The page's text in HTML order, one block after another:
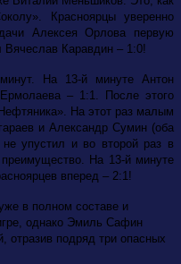
Красноярцы уверенно
Алексея Орлова первую
Вячеслав Каравдин – 1:0!
На 13-й минуте Антон
– 1:1. После этого
На этот раз малым
и Александр Сумин (оба
упустил и во второй раз в
преимущество. На 13-й минуте
вперед – 2:1!
в полном составе и
однако Эмиль Сафин
отразив подряд три опасных